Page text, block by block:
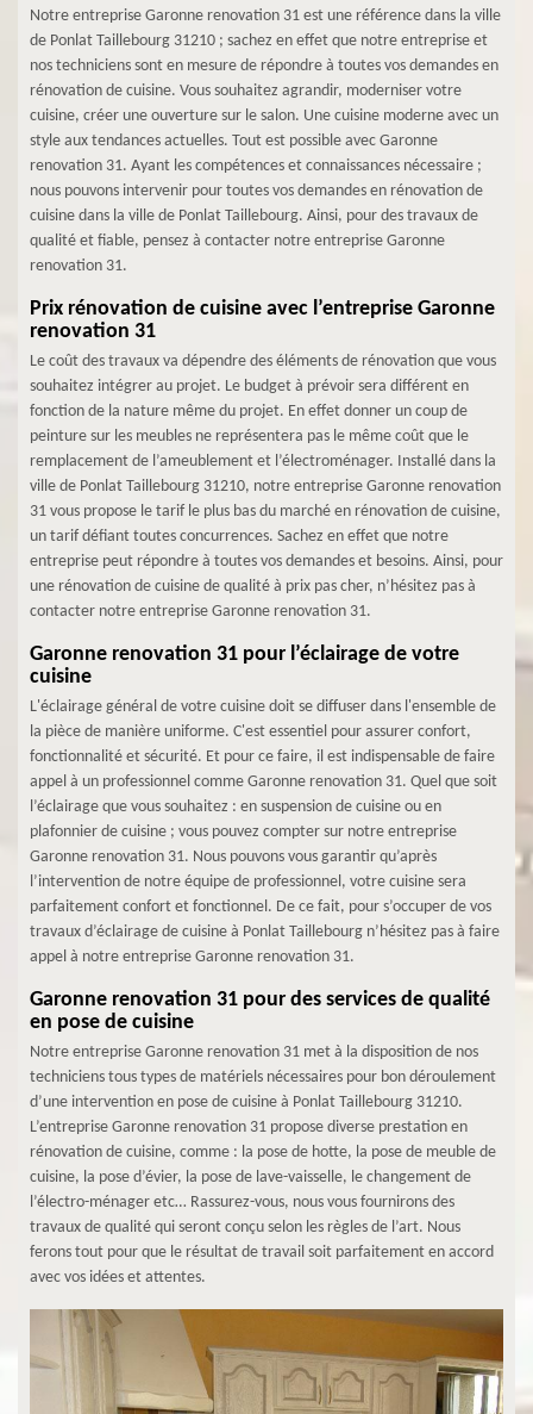
Notre entreprise Garonne renovation 31 est une référence dans la ville
de Ponlat Taillebourg 31210 ; sachez en effet que notre entreprise et
nos techniciens sont en mesure de répondre à toutes vos demandes en
rénovation de cuisine. Vous souhaitez agrandir, moderniser votre
cuisine, créer une ouverture sur le salon. Une cuisine moderne avec un
style aux tendances actuelles. Tout est possible avec Garonne
renovation 31. Ayant les compétences et connaissances nécessaire ;
nous pouvons intervenir pour toutes vos demandes en rénovation de
cuisine dans la ville de Ponlat Taillebourg. Ainsi, pour des travaux de
qualité et fiable, pensez à contacter notre entreprise Garonne
renovation 31.
Prix rénovation de cuisine avec l’entreprise Garonne
renovation 31
Le coût des travaux va dépendre des éléments de rénovation que vous
souhaitez intégrer au projet. Le budget à prévoir sera différent en
fonction de la nature même du projet. En effet donner un coup de
peinture sur les meubles ne représentera pas le même coût que le
remplacement de l’ameublement et l’électroménager. Installé dans la
ville de Ponlat Taillebourg 31210, notre entreprise Garonne renovation
31 vous propose le tarif le plus bas du marché en rénovation de cuisine,
un tarif défiant toutes concurrences. Sachez en effet que notre
entreprise peut répondre à toutes vos demandes et besoins. Ainsi, pour
une rénovation de cuisine de qualité à prix pas cher, n’hésitez pas à
contacter notre entreprise Garonne renovation 31.
Garonne renovation 31 pour l’éclairage de votre
cuisine
L'éclairage général de votre cuisine doit se diffuser dans l'ensemble de
la pièce de manière uniforme. C'est essentiel pour assurer confort,
fonctionnalité et sécurité. Et pour ce faire, il est indispensable de faire
appel à un professionnel comme Garonne renovation 31. Quel que soit
l’éclairage que vous souhaitez : en suspension de cuisine ou en
plafonnier de cuisine ; vous pouvez compter sur notre entreprise
Garonne renovation 31. Nous pouvons vous garantir qu’après
l’intervention de notre équipe de professionnel, votre cuisine sera
parfaitement confort et fonctionnel. De ce fait, pour s’occuper de vos
travaux d’éclairage de cuisine à Ponlat Taillebourg n’hésitez pas à faire
appel à notre entreprise Garonne renovation 31.
Garonne renovation 31 pour des services de qualité
en pose de cuisine
Notre entreprise Garonne renovation 31 met à la disposition de nos
techniciens tous types de matériels nécessaires pour bon déroulement
d’une intervention en pose de cuisine à Ponlat Taillebourg 31210.
L’entreprise Garonne renovation 31 propose diverse prestation en
rénovation de cuisine, comme : la pose de hotte, la pose de meuble de
cuisine, la pose d’évier, la pose de lave-vaisselle, le changement de
l’électro-ménager etc… Rassurez-vous, nous vous fournirons des
travaux de qualité qui seront conçu selon les règles de l’art. Nous
ferons tout pour que le résultat de travail soit parfaitement en accord
avec vos idées et attentes.